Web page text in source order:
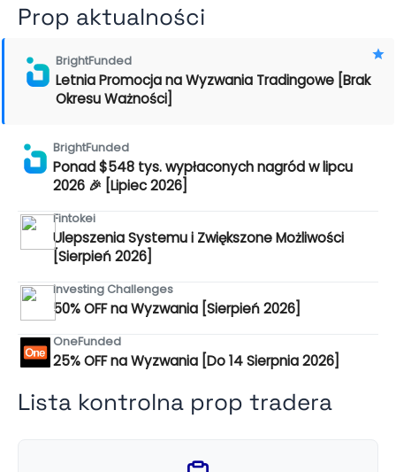
Prop aktualności
BrightFunded
Letnia Promocja na Wyzwania Tradingowe [Brak
Okresu Ważności]
BrightFunded
Ponad $548 tys. wypłaconych nagród w lipcu
2026 🎉 [Lipiec 2026]
Fintokei
Ulepszenia Systemu i Zwiększone Możliwości
[Sierpień 2026]
Investing Challenges
50% OFF na Wyzwania [Sierpień 2026]
OneFunded
25% OFF na Wyzwania [Do 14 Sierpnia 2026]
Lista kontrolna prop tradera